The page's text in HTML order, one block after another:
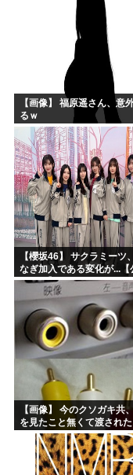
ハンターハンターのゴ
ちいかわのモモンガ、逝
韓国人「韓国に10年間
【画像】 福原遥さん、意
るｗ
【櫻坂46】 サクラミーツ
なぎ加入である変化が...【
録レポ】
【画像】 今のクソガキ共
を見たこと無くて渡され
ニクるらしいｗｗｗｗｗｗ
ｗｗｗｗｗ